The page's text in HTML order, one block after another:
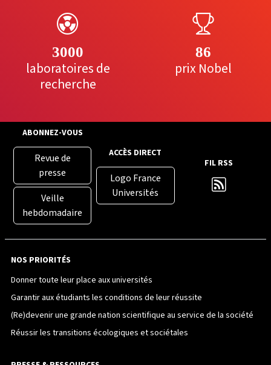
3000
laboratoires de
recherche
86
prix Nobel
ABONNEZ-VOUS
Revue de
presse
Veille
hebdomadaire
ACCÈS DIRECT
Logo France
Universités
FIL RSS
NOS PRIORITÉS
Donner toute leur place aux universités
Garantir aux étudiants les conditions de leur réussite
(Re)devenir une grande nation scientifique au service de la société
Réussir les transitions écologiques et sociétales